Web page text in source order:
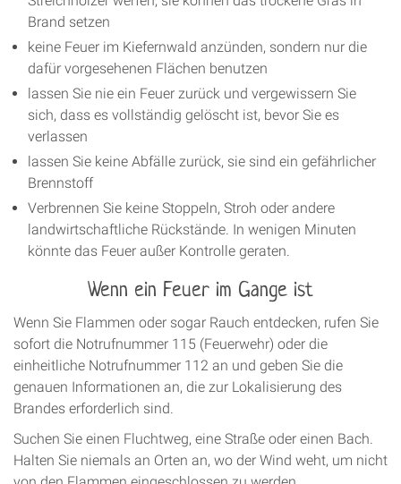
Brand setzen
keine Feuer im Kiefernwald anzünden, sondern nur die
dafür vorgesehenen Flächen benutzen
lassen Sie nie ein Feuer zurück und vergewissern Sie
sich, dass es vollständig gelöscht ist, bevor Sie es
verlassen
lassen Sie keine Abfälle zurück, sie sind ein gefährlicher
Brennstoff
Verbrennen Sie keine Stoppeln, Stroh oder andere
landwirtschaftliche Rückstände. In wenigen Minuten
könnte das Feuer außer Kontrolle geraten.
Wenn ein Feuer im Gange ist
Wenn Sie Flammen oder sogar Rauch entdecken, rufen Sie
sofort die Notrufnummer 115 (Feuerwehr) oder die
einheitliche Notrufnummer 112 an und geben Sie die
genauen Informationen an, die zur Lokalisierung des
Brandes erforderlich sind.
Suchen Sie einen Fluchtweg, eine Straße oder einen Bach.
Halten Sie niemals an Orten an, wo der Wind weht, um nicht